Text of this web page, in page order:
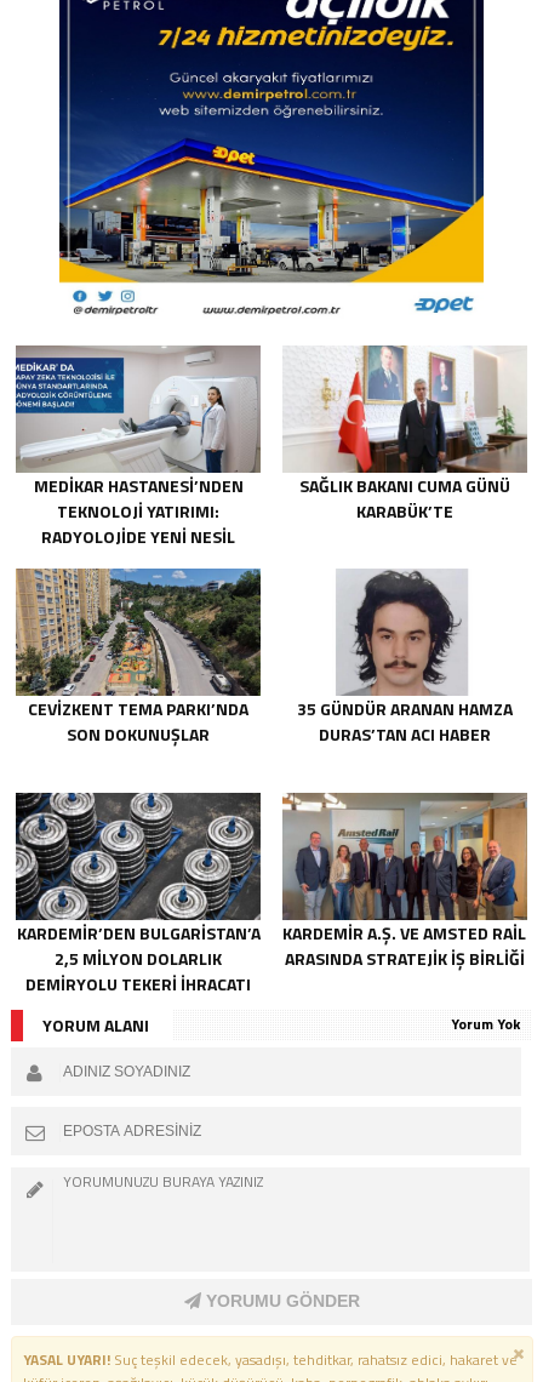
MEDİKAR HASTANESİ’NDEN
TEKNOLOJİ YATIRIMI:
RADYOLOJİDE YENİ NESİL
SAĞLIK BAKANI CUMA GÜNÜ
KARABÜK’TE
CEVİZKENT TEMA PARKI’NDA
SON DOKUNUŞLAR
35 GÜNDÜR ARANAN HAMZA
DURAS’TAN ACI HABER
KARDEMİR’DEN BULGARİSTAN’A
2,5 MİLYON DOLARLIK
DEMİRYOLU TEKERİ İHRACATI
KARDEMİR A.Ş. VE AMSTED RAİL
ARASINDA STRATEJİK İŞ BİRLİĞİ
YORUM ALANI Yorum Yok
YORUMU GÖNDER
YASAL UYARI!Suç teşkil edecek, yasadışı, tehditkar, rahatsız edici, hakaret ve